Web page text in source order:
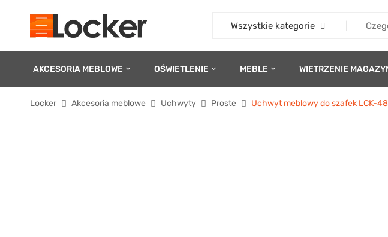
Wszystkie kategorie
AKCESORIA MEBLOWE OŚWIETLENIE MEBLE WIETRZENIE
Locker Akcesoria meblowe Uchwyty Proste Uchwyt meblowy do szafek LCK-